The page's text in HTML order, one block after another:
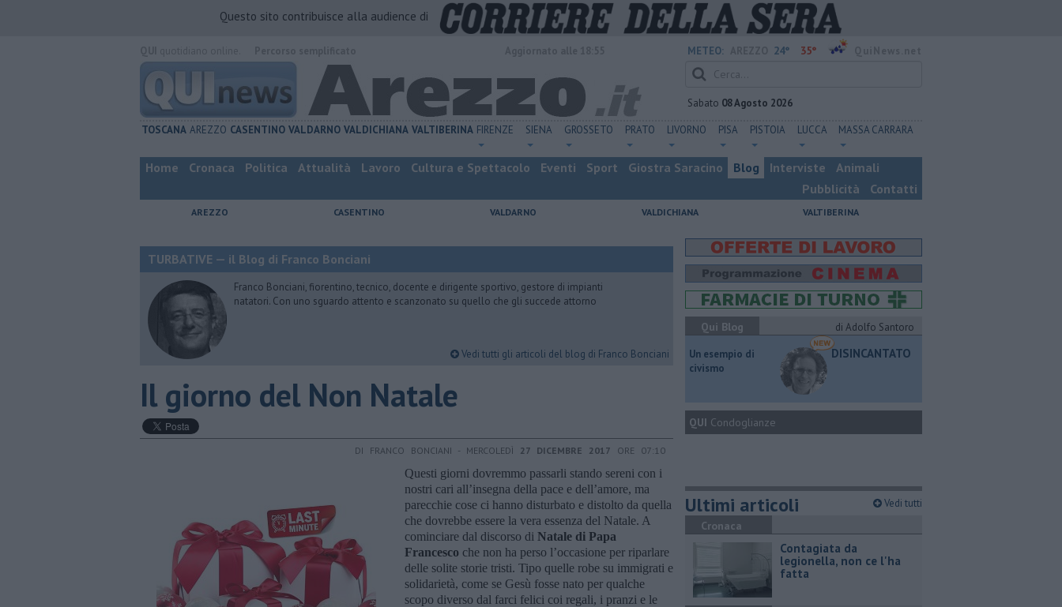
Questo sito contribuisce alla audience di
METEO: 24° 35°
Sabato 08 Agosto 2026
TOSCANA AREZZO CASENTINO VALDARNO VALDICHIANA VALTIBERINA FIRENZE SIENA GROSSETO PRATO LIVORNO PISA PISTOIA LUCCA MASSA CARRARA
Home Cronaca Politica Attualità Lavoro Cultura e Spettacolo Eventi Sport Giostra Saracino Blog Interviste
Animali
Pubblicità
Contatti
AREZZO CASENTINO VALDARNO VALDICHIANA VALTIBERINA
TURBATIVE — il Blog di Franco Bonciani
Franco Bonciani, fiorentino, tecnico, docente e dirigente sportivo, gestore di impianti
natatori. Con uno sguardo attento e scanzonato su quello che gli succede attorno
Vedi tutti gli articoli del blog di Franco Bonciani
Il giorno del Non Natale
DI FRANCO BONCIANI - MERCOLEDÌ 27 DICEMBRE 2017 ORE 07:10
Questi giorni dovremmo passarli stando sereni con i
nostri cari all’insegna della pace e dell’amore, ma
parecchie cose ci hanno disturbato e distolto da quella
che dovrebbe essere la vera essenza del Natale. A
cominciare dal discorso di Natale di Papa
Francesco che non ha perso l’occasione per riparlare
delle solite storie tristi. Tipo quelle robe su immigrati e
solidarietà, come se Gesù fosse nato per qualche
scopo diverso dal farci felici coi regali, i pranzi e le
Qui Blog
di Adolfo Santoro
​Un esempio di
civismo
DISINCANTATO
QUI Condoglianze
Ultimi articoli Vedi tutti
Cronaca
Contagiata da
legionella, non ce l'ha
fatta